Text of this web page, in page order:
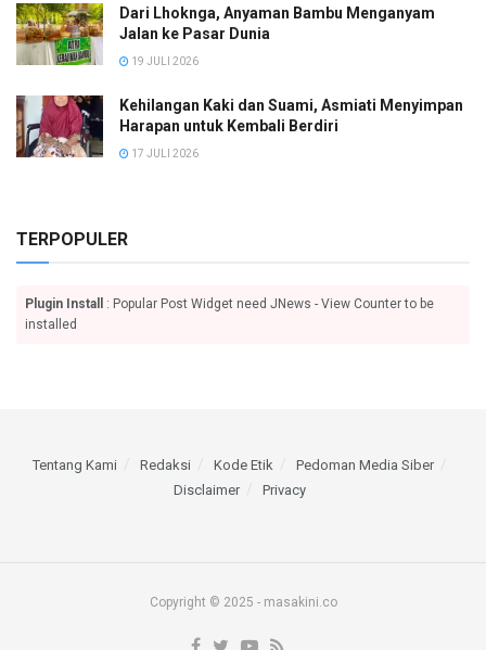
Dari Lhoknga, Anyaman Bambu Menganyam
Jalan ke Pasar Dunia
19 JULI 2026
Kehilangan Kaki dan Suami, Asmiati Menyimpan
Harapan untuk Kembali Berdiri
17 JULI 2026
TERPOPULER
Plugin Install
: Popular Post Widget need JNews - View Counter to be
installed
Tentang Kami Redaksi Kode Etik
Pedoman Media Siber
Disclaimer
Privacy
Copyright © 2025 - masakini.co